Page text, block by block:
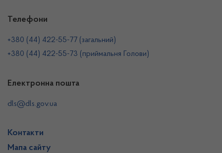
Телефони
+380 (44) 422-55-77 (загальний)
+380 (44) 422-55-73 (приймальня Голови)
Електронна пошта
dls@dls.gov.ua
Контакти
Мапа сайту